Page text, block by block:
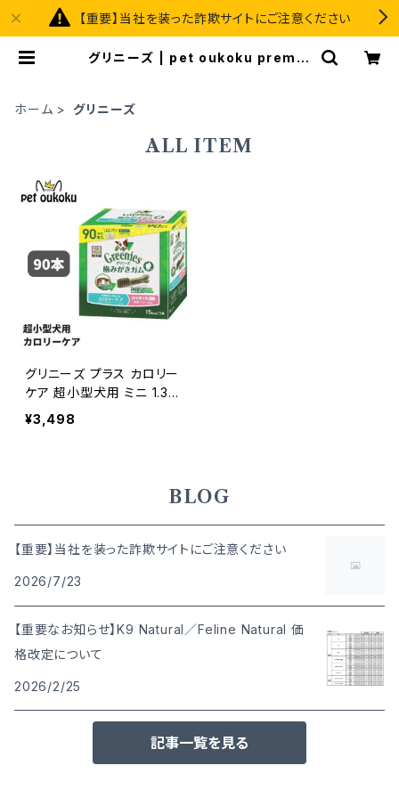
【重要】当社を装った詐欺サイトにご注意ください
グリニーズ | pet oukoku premiu
ホーム グリニーズ
ALL ITEM
グリニーズ プラス カロリー
ケア 超小型犬用 ミニ 1.3〜
4kg 90本入り 49023978
45959
¥3,498
BLOG
【重要】当社を装った詐欺サイトにご注意ください
2026/7/23
【重要なお知らせ】K9 Natural／Feline Natural 価
格改定について
2026/2/25
記事一覧を見る